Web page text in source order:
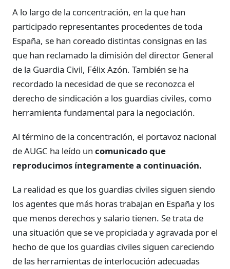
A lo largo de la concentración, en la que han
participado representantes procedentes de toda
España, se han coreado distintas consignas en las
que han reclamado la dimisión del director General
de la Guardia Civil, Félix Azón. También se ha
recordado la necesidad de que se reconozca el
derecho de sindicación a los guardias civiles, como
herramienta fundamental para la negociación.
Al término de la concentración, el portavoz nacional
de AUGC ha leído un comunicado que
reproducimos íntegramente a continuación.
La realidad es que los guardias civiles siguen siendo
los agentes que más horas trabajan en España y los
que menos derechos y salario tienen. Se trata de
una situación que se ve propiciada y agravada por el
hecho de que los guardias civiles siguen careciendo
de las herramientas de interlocución adecuadas